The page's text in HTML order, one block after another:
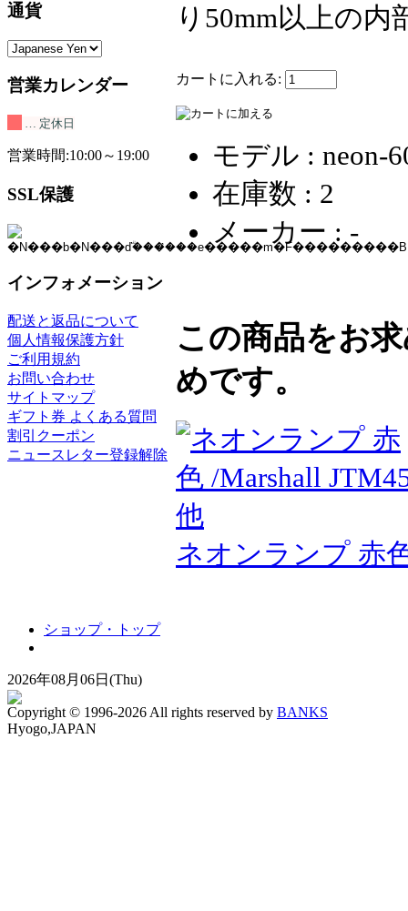
通貨
営業カレンダー
… 定休日
営業時間:10:00～19:00
SSL保護
インフォメーション
配送と返品について
個人情報保護方針
ご利用規約
お問い合わせ
サイトマップ
ギフト券 よくある質問
割引クーポン
ニュースレター登録解除
り50mm以上の
カートに入れる:
モデル : neon-
在庫数 : 2
メーカー : -
この商品をお
めです。
ネオンランプ 赤
ショップ・トップ
2026年08月06日(Thu)
Copyright © 1996-2026 All rights reserved by BANKS
Hyogo,JAPAN